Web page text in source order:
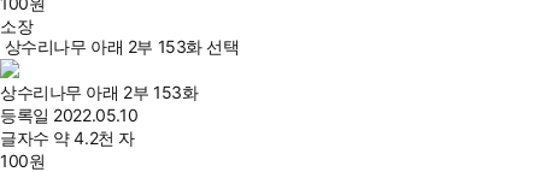
소장
상수리나무 아래 2부 153화 선택
상수리나무 아래 2부 153화
등록일 2022.05.10
글자수 약 4.2천 자
100원